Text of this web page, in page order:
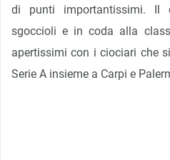
di punti importantissimi. Il
sgoccioli e in coda alla
apertissimi con i ciociari che
Serie A insieme a Carpi e